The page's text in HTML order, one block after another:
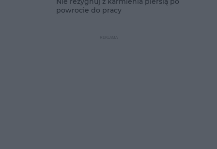
powrocie do pracy